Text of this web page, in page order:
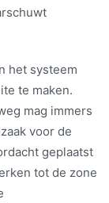
het systeem
te maken.
mag immers
voor de
geplaatst
tot de zone